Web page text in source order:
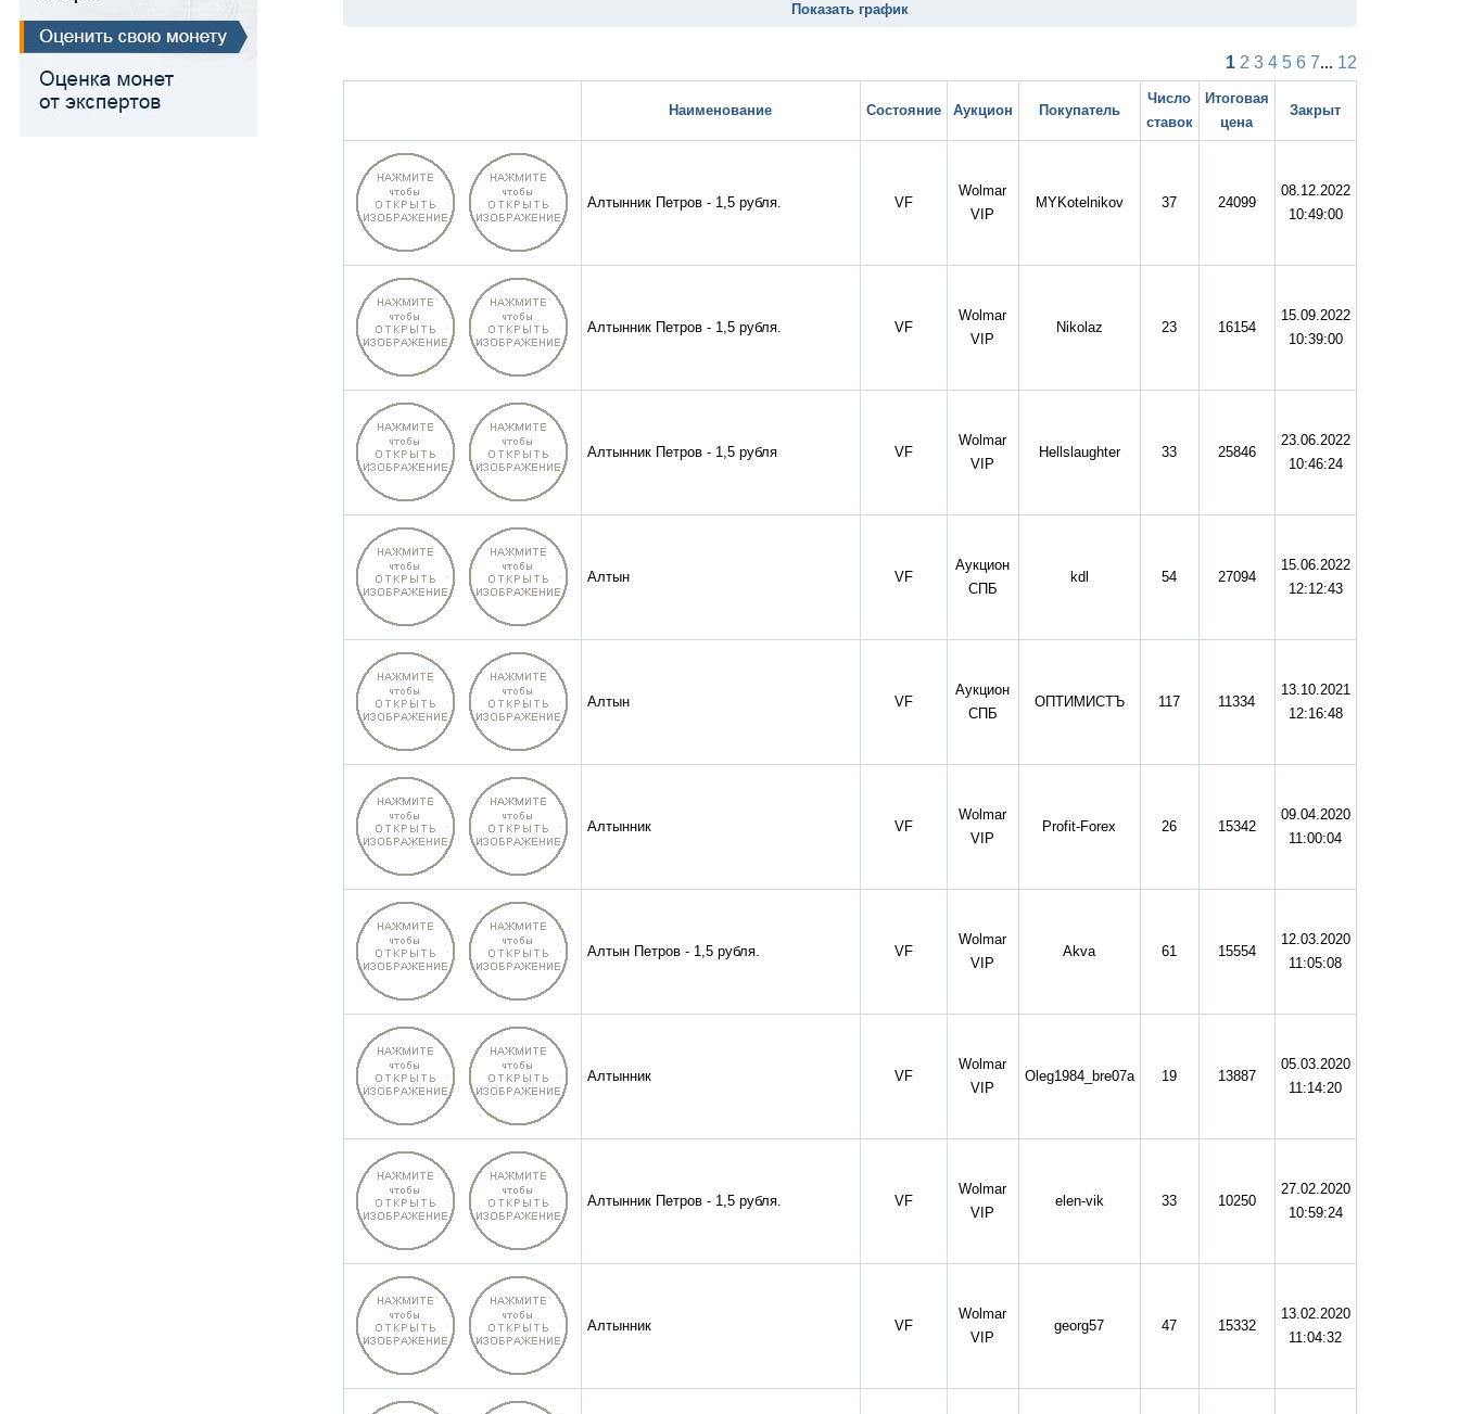
Показать график
1 2 3 4 5 6 7... 12
Наименование Состояние Аукцион Покупатель
Число
ставок
Итоговая
цена
Закрыт
Алтынник Петров - 1,5 рубля. VF
Wolmar
VIP
MYKotelnikov 37 24099
08.12.2022
10:49:00
Алтынник Петров - 1,5 рубля. VF
Wolmar
VIP
Nikolaz 23 16154
15.09.2022
10:39:00
Алтынник Петров - 1,5 рубля VF
Wolmar
VIP
Hellslaughter 33 25846
23.06.2022
10:46:24
Алтын VF
Аукцион
СПБ
kdl 54 27094
15.06.2022
12:12:43
Алтын VF
Аукцион
СПБ
ОПТИМИСТЪ 117 11334
13.10.2021
12:16:48
Алтынник VF
Wolmar
VIP
Profit-Forex 26 15342
09.04.2020
11:00:04
Алтын Петров - 1,5 рубля. VF
Wolmar
VIP
Akva 61 15554
12.03.2020
11:05:08
Алтынник VF
Wolmar
VIP
Oleg1984_bre07a 19 13887
05.03.2020
11:14:20
Алтынник Петров - 1,5 рубля. VF
Wolmar
VIP
elen-vik 33 10250
27.02.2020
10:59:24
Алтынник VF
Wolmar
VIP
georg57 47 15332
13.02.2020
11:04:32